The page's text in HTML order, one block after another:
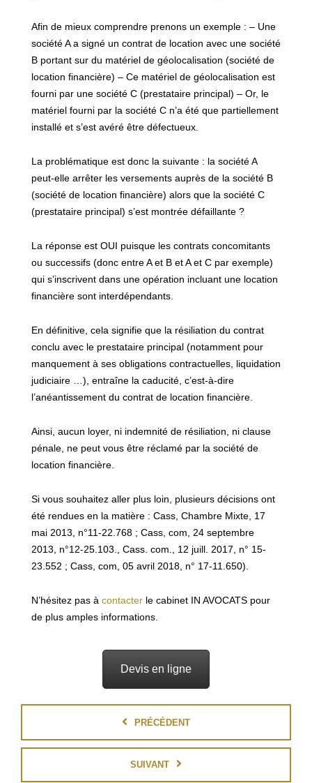
Afin de mieux comprendre prenons un exemple : – Une
société A a signé un contrat de location avec une société
B portant sur du matériel de géolocalisation (société de
location financière) – Ce matériel de géolocalisation est
fourni par une société C (prestataire principal) – Or, le
matériel fourni par la société C n’a été que partiellement
installé et s’est avéré être défectueux.
La problématique est donc la suivante : la société A
peut-elle arrêter les versements auprès de la société B
(société de location financière) alors que la société C
(prestataire principal) s’est montrée défaillante ?
La réponse est OUI puisque les contrats concomitants
ou successifs (donc entre A et B et A et C par exemple)
qui s’inscrivent dans une opération incluant une location
financière sont interdépendants.
En définitive, cela signifie que la résiliation du contrat
conclu avec le prestataire principal (notamment pour
manquement à ses obligations contractuelles, liquidation
judiciaire …), entraîne la caducité, c’est-à-dire
l’anéantissement du contrat de location financière.
Ainsi, aucun loyer, ni indemnité de résiliation, ni clause
pénale, ne peut vous être réclamé par la société de
location financière.
Si vous souhaitez aller plus loin, plusieurs décisions ont
été rendues en la matière : Cass, Chambre Mixte, 17
mai 2013, n°11-22.768 ; Cass, com, 24 septembre
2013, n°12-25.103., Cass. com., 12 juill. 2017, n° 15-
23.552 ; Cass, com, 05 avril 2018, n° 17-11.650).
N’hésitez pas à contacter le cabinet IN AVOCATS pour
de plus amples informations.
Devis en ligne
PRÉCÉDENT
SUIVANT